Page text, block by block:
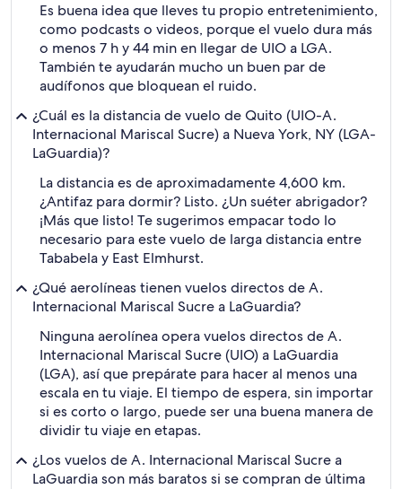
Es buena idea que lleves tu propio entretenimiento,
como podcasts o videos, porque el vuelo dura más
o menos 7 h y 44 min en llegar de UIO a LGA.
También te ayudarán mucho un buen par de
audífonos que bloquean el ruido.
¿Cuál es la distancia de vuelo de Quito (UIO-A.
Internacional Mariscal Sucre) a Nueva York, NY (LGA-
LaGuardia)?
La distancia es de aproximadamente 4,600 km.
¿Antifaz para dormir? Listo. ¿Un suéter abrigador?
¡Más que listo! Te sugerimos empacar todo lo
necesario para este vuelo de larga distancia entre
Tababela y East Elmhurst.
¿Qué aerolíneas tienen vuelos directos de A.
Internacional Mariscal Sucre a LaGuardia?
Ninguna aerolínea opera vuelos directos de A.
Internacional Mariscal Sucre (UIO) a LaGuardia
(LGA), así que prepárate para hacer al menos una
escala en tu viaje. El tiempo de espera, sin importar
si es corto o largo, puede ser una buena manera de
dividir tu viaje en etapas.
¿Los vuelos de A. Internacional Mariscal Sucre a
LaGuardia son más baratos si se compran de última